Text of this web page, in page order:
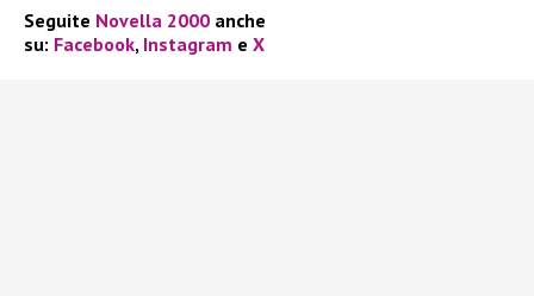
Seguite Novella 2000 anche
su: Facebook, Instagram e X